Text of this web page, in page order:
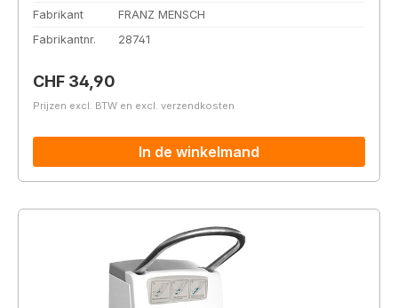
Fabrikant
FRANZ MENSCH
Fabrikantnr.
28741
Normale prijs:
CHF 34,90
Prijzen excl. BTW en excl. verzendkosten
In de winkelmand